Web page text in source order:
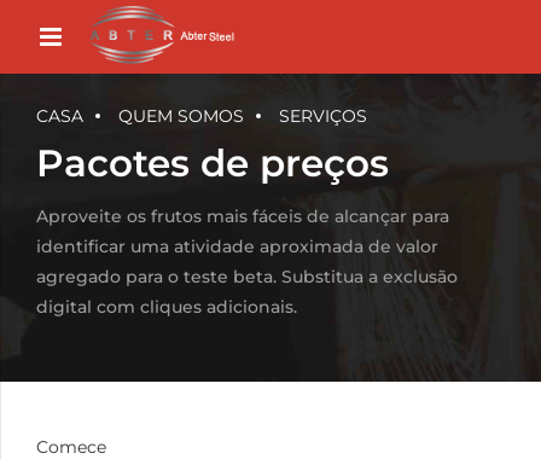
CASA QUEM SOMOS SERVIÇOS
Pacotes de preços
Aproveite os frutos mais fáceis de alcançar para
identificar uma atividade aproximada de valor
agregado para o teste beta. Substitua a exclusão
digital com cliques adicionais.
Comece